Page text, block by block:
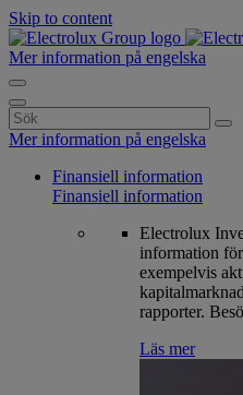
Skip to content
Mer information på engelska
Search
for:
Mer information på engelska
Finansiell information
Finansiell information
Electrolux
information
exempelvis
rapporter.
Läs mer